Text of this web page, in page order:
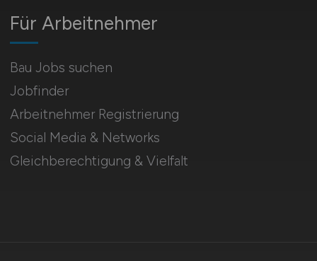
Für Arbeitnehmer
Bau Jobs suchen
Jobfinder
Arbeitnehmer Registrierung
Social Media & Networks
Gleichberechtigung & Vielfalt